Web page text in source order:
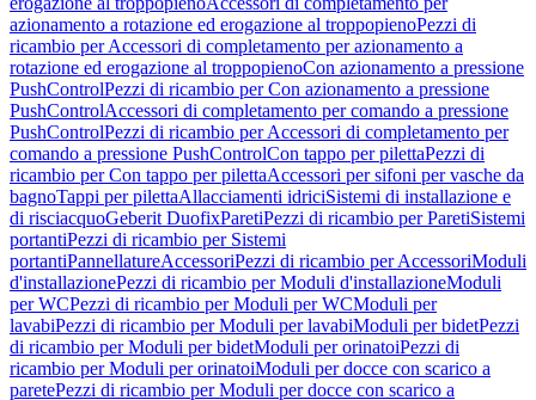
azionamento a rotazione ed erogazione al troppopienoPezzi di
ricambio per Accessori di completamento per azionamento a
rotazione ed erogazione al troppopienoCon azionamento a pressione
PushControlPezzi di ricambio per Con azionamento a pressione
PushControlAccessori di completamento per comando a pressione
PushControlPezzi di ricambio per Accessori di completamento per
comando a pressione PushControlCon tappo per pilettaPezzi di
ricambio per Con tappo per pilettaAccessori per sifoni per vasche da
bagnoTappi per pilettaAllacciamenti idriciSistemi di installazione e
di risciacquoGeberit DuofixParetiPezzi di ricambio per ParetiSistemi
portantiPezzi di ricambio per Sistemi
portantiPannellatureAccessoriPezzi di ricambio per AccessoriModuli
d'installazionePezzi di ricambio per Moduli d'installazioneModuli
per WCPezzi di ricambio per Moduli per WCModuli per
lavabiPezzi di ricambio per Moduli per lavabiModuli per bidetPezzi
di ricambio per Moduli per bidetModuli per orinatoiPezzi di
ricambio per Moduli per orinatoiModuli per docce con scarico a
paretePezzi di ricambio per Moduli per docce con scarico a